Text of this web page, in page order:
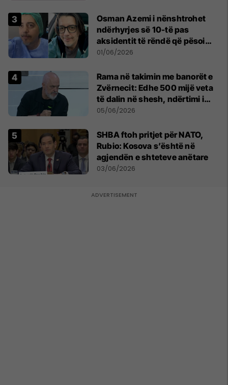
Osman Azemi i nënshtrohet
ndërhyrjes së 10-të pas
aksidentit të rëndë që pësoi
vitin e kaluar
01/06/2026
Rama në takimin me banorët e
Zvërnecit: Edhe 500 mijë veta
të dalin në shesh, ndërtimi i
resortit nuk anulohet
05/06/2026
SHBA ftoh pritjet për NATO,
Rubio: Kosova s’është në
agjendën e shteteve anëtare
03/06/2026